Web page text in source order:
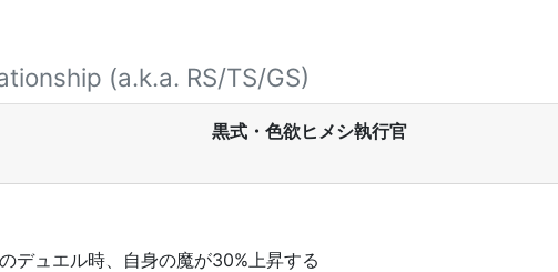
(a.k.a. RS/TS/GS)
黒式・色欲ヒメシ執行官
デュエル時、自身の魔が30%上昇する